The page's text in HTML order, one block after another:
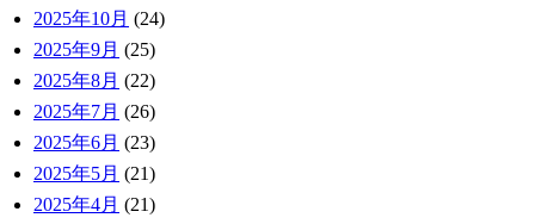
2025年10月 (24)
2025年9月 (25)
2025年8月 (22)
2025年7月 (26)
2025年6月 (23)
2025年5月 (21)
2025年4月 (21)